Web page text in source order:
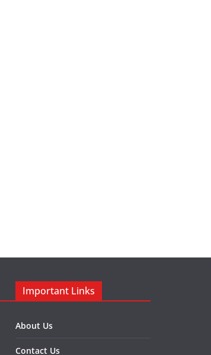
Important Links
About Us
Contact Us